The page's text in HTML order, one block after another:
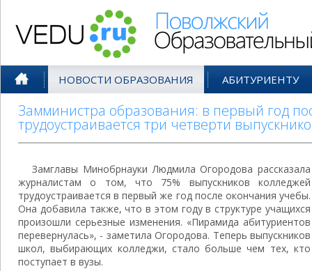
НОВОСТИ ОБРАЗОВАНИЯ АБИТУРИЕНТУ
Замминистра образования: в первый год
трудоустраивается три четверти
Замглавы Минобрнауки Людмила Огородова рассказала
журналистам о том, что 75% выпускников колледжей
трудоустраивается в первый же год после окончания учебы.
Она добавила также, что в этом году в структуре учащихся
произошли серьезные изменения. «Пирамида абитуриентов
перевернулась», - заметила Огородова. Теперь выпускников
школ, выбирающих колледжи, стало больше чем тех, кто
поступает в вузы.